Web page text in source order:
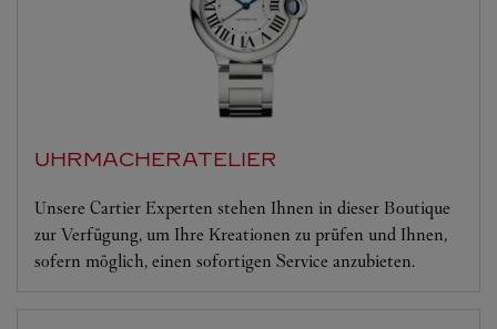
UHRMACHERATELIER
Unsere Cartier Experten stehen Ihnen in dieser Boutique
zur Verfügung, um Ihre Kreationen zu prüfen und Ihnen,
sofern möglich, einen sofortigen Service anzubieten.